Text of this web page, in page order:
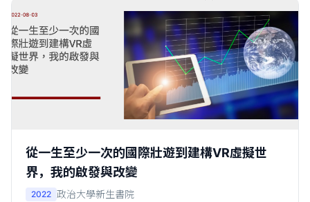
從一生至少一次的國際壯遊到建構VR虛擬世
界，我的啟發與改變
2022 政治大學新生書院